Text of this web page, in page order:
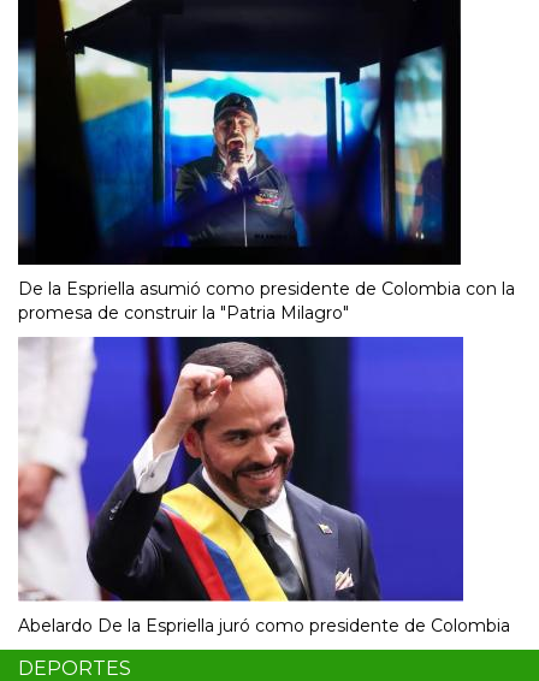
De la Espriella asumió como presidente de Colombia con la
promesa de construir la "Patria Milagro"
Abelardo De la Espriella juró como presidente de Colombia
DEPORTES